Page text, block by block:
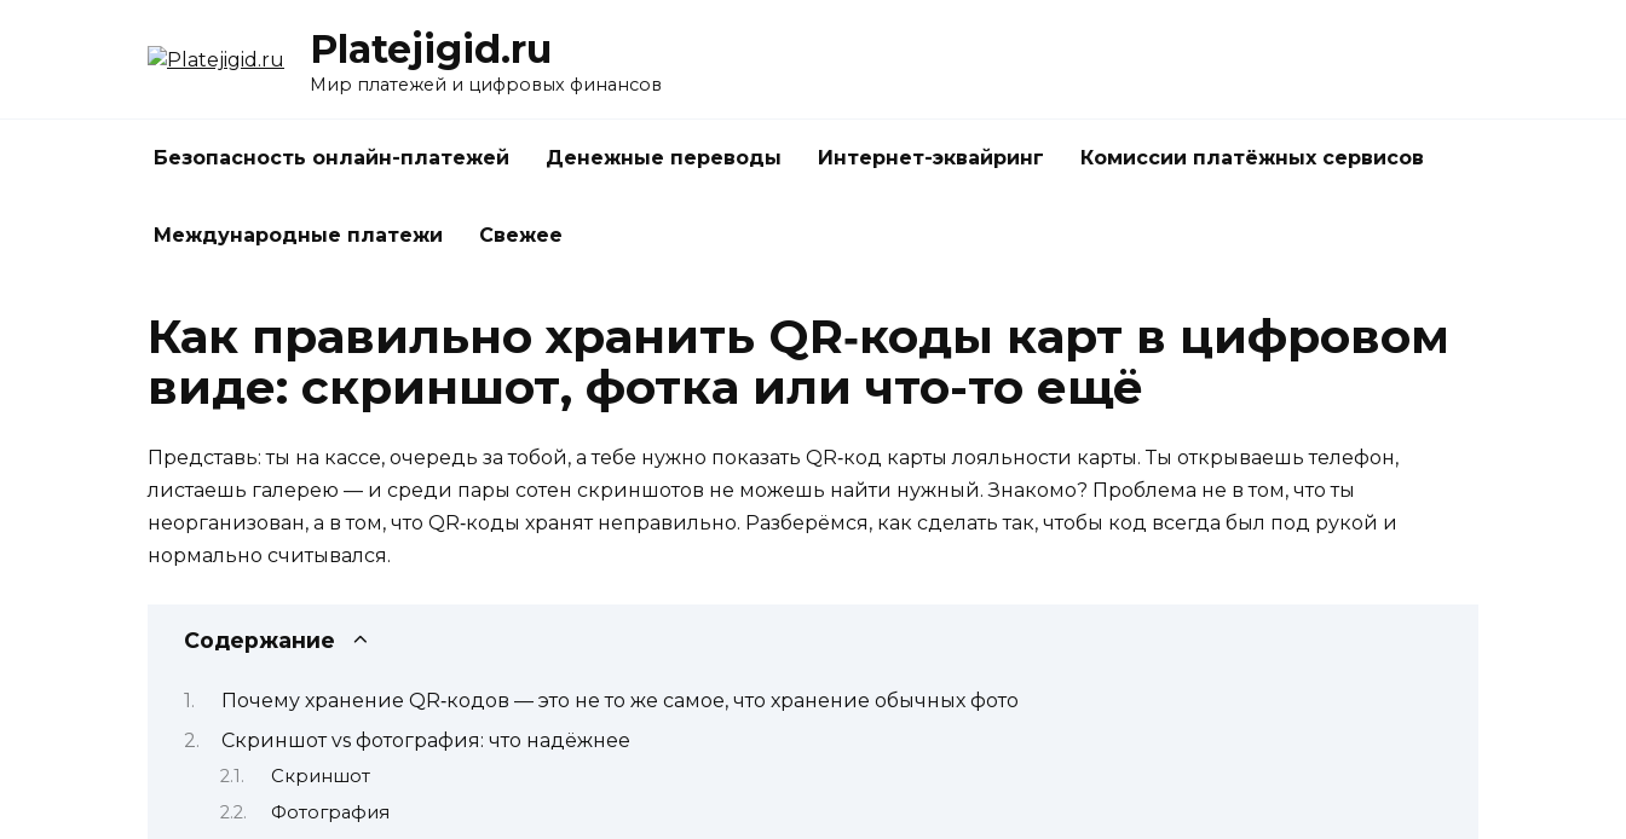
Platejigid.ru
Мир платежей и цифровых финансов
Безопасность онлайн-платежей Денежные переводы Интернет-эквайринг Комиссии платёжных сервисов
Международные платежи Свежее
Как правильно хранить QR‑коды карт в цифровом
виде: скриншот, фотка или что-то ещё
Представь: ты на кассе, очередь за тобой, а тебе нужно показать QR‑код карты лояльности карты. Ты открываешь телефон,
листаешь галерею — и среди пары сотен скриншотов не можешь найти нужный. Знакомо? Проблема не в том, что ты
неорганизован, а в том, что QR‑коды хранят неправильно. Разберёмся, как сделать так, чтобы код всегда был под рукой и
нормально считывался.
Содержание
Почему хранение QR‑кодов — это не то же самое, что хранение обычных фото
Скриншот vs фотография: что надёжнее
Скриншот
Фотография